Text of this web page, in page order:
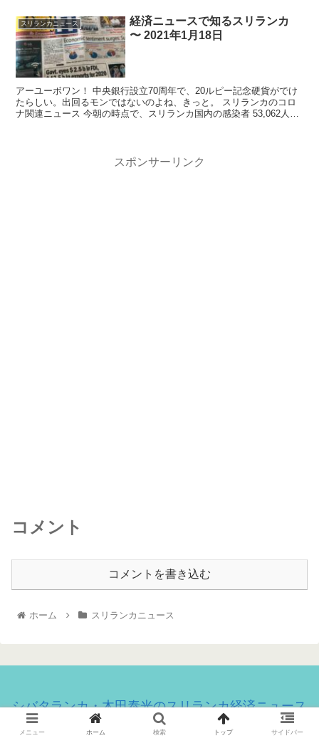
スリランカニュース
経済ニュースで知るスリランカ
〜 2021年1月18日
アーユーボワン！ 中央銀行設立70周年で、20ルピー記念硬貨がでけ
たらしい。出回るモンではないのよね、きっと。 スリランカのコロ
ナ関連ニュース 今朝の時点で、スリランカ国内の感染者 53,062人
スポンサーリンク
コメント
コメントを書き込む
ホーム スリランカニュース
シバタランカ・木田泰光のスリランカ経済ニュース
© 2020 シバタランカ・木田泰光のスリランカ経済ニュース.
メニュー ホーム 検索 トップ サイドバー